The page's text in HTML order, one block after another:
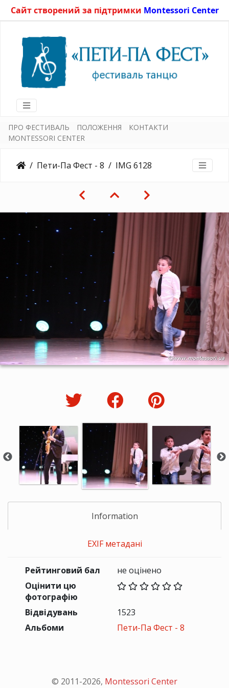
Сайт створений за підтримки Montessori Center
ПРО ФЕСТИВАЛЬ ПОЛОЖЕННЯ
КОНТАКТИ
MONTESSORI CENTER
Пети-Па Фест - 8 IMG 6128
Information
EXIF метадані
Рейтинговий бал
не оцінено
Оцінити цю
фотографію
Відвідувань
1523
Альбоми
Пети-Па Фест - 8
© 2011-2026, Montessori Center